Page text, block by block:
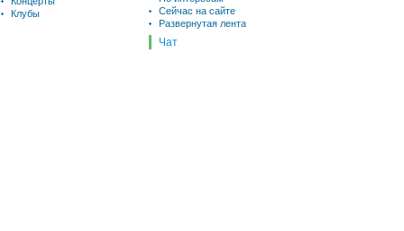
Клубы
Сейчас на сайте
Развернутая лента
Чат